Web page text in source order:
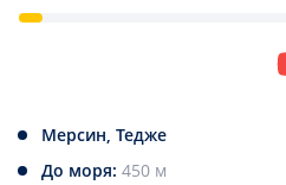
Мерсин, Тедже
До моря: 450 м